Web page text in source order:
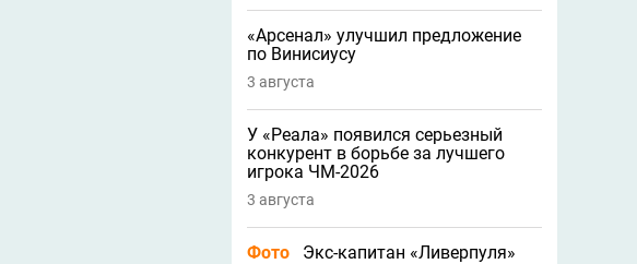
«Арсенал» улучшил предложение
по Винисиусу
3 августа
У «Реала» появился серьезный
конкурент в борьбе за лучшего
игрока ЧМ-2026
3 августа
Фото
Экс-капитан «Ливерпуля»